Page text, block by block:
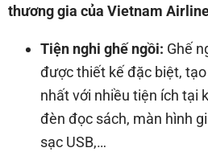
thương gia của Vietnam
Tiện nghi ghế ngồi: Ghế
được thiết kế đặc biệt,
nhất với nhiều tiện ích tại
đèn đọc sách, màn hình
sạc USB,…